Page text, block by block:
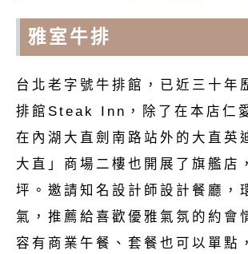
雅室牛排
台北老字號牛排館，已近三十年
排館Steak Inn，除了在本店仁
在內湖大直劍南路站外的大直英
大直」商場二樓也開展了旗艦店
坪。邀請知名設計師設計餐廳，
氣，推薦給喜歡優雅氣氛的約會
容有商業午餐、套餐也可以單點